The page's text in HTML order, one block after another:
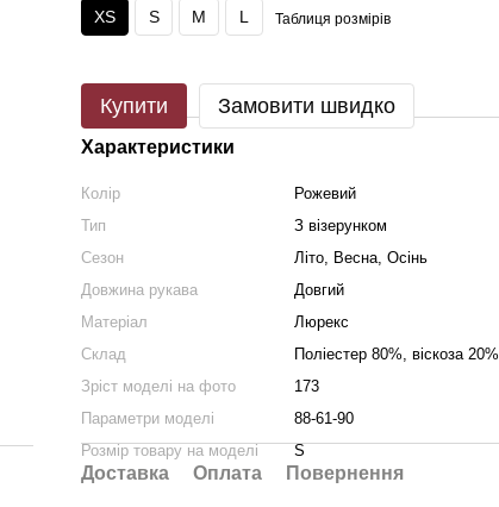
XS S M L Таблиця розмірів
Купити Замовити швидко
Характеристики
Колір
Рожевий
Тип
З візерунком
Сезон
Літо, Весна, Осінь
Довжина рукава
Довгий
Матеріал
Люрекс
Склад
Поліестер 80%, віскоза 20%
Зріст моделі на фото
173
Параметри моделі
88-61-90
Розмір товару на моделі
S
Доставка Оплата Повернення